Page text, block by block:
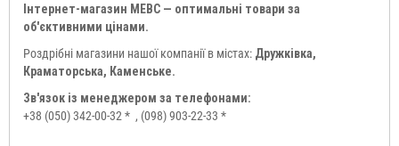
Інтернет-магазин МЕВС — оптимальні товари за
об'єктивними цінами.
Роздрібні магазини нашої компанії в містах: Дружківка,
Краматорська, Каменське.
Зв'язок із менеджером за телефонами:
+38 (050) 342-00-32 * , (098) 903-22-33 *